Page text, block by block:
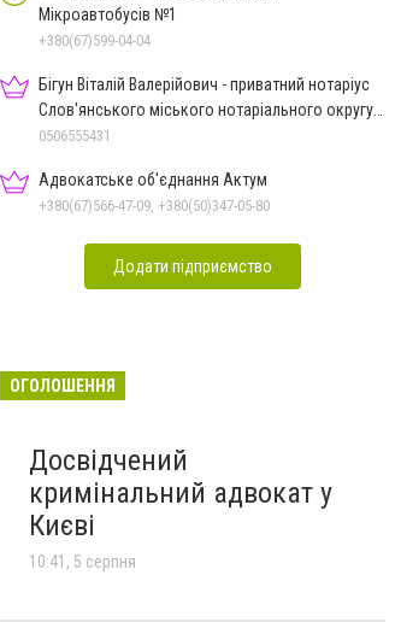
Мікроавтобусів №1
+380(67)599-04-04
Бігун Віталій Валерійович - приватний нотаріус
Слов'янського міського нотаріального округу
Дон.обл.
0506555431
Адвокатське об'єднання Актум
+380(67)566-47-09, +380(50)347-05-80
Додати підприємство
ОГОЛОШЕННЯ
Досвідчений
кримінальний адвокат у
Києві
10:41, 5 серпня